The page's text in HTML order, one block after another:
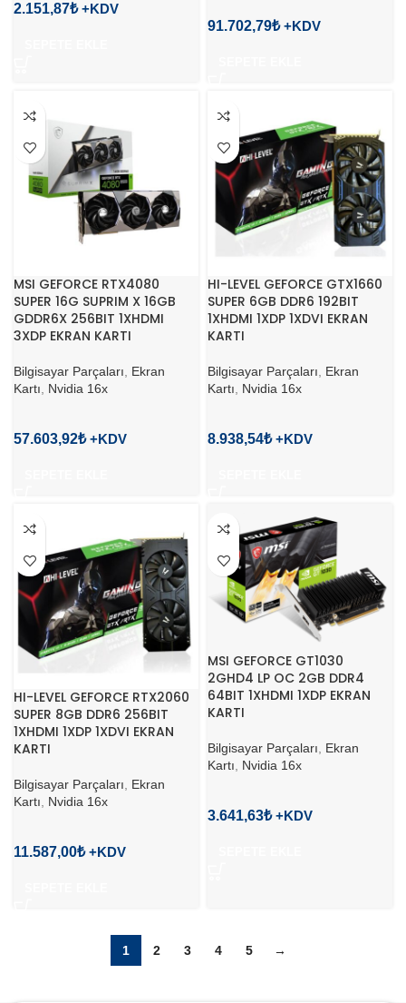
2.151,87₺
91.702,79₺
MSI GEFORCE RTX4080
SUPER 16G SUPRIM X 16GB
GDDR6X 256BIT 1XHDMI
3XDP EKRAN KARTI
Bilgisayar Parçaları, Ekran
Kartı, Nvidia 16x
57.603,92₺
HI-LEVEL GEFORCE GTX1660
SUPER 6GB DDR6 192BIT
1XHDMI 1XDP 1XDVI EKRAN
KARTI
Bilgisayar Parçaları, Ekran
Kartı, Nvidia 16x
8.938,54₺
HI-LEVEL GEFORCE RTX2060
SUPER 8GB DDR6 256BIT
1XHDMI 1XDP 1XDVI EKRAN
KARTI
Bilgisayar Parçaları, Ekran
Kartı, Nvidia 16x
11.587,00₺
MSI GEFORCE GT1030
2GHD4 LP OC 2GB DDR4
64BIT 1XHDMI 1XDP EKRAN
KARTI
Bilgisayar Parçaları
Ekran
Kartı
Nvidia 16x
3.641,63₺
1 2 3 4 5 →